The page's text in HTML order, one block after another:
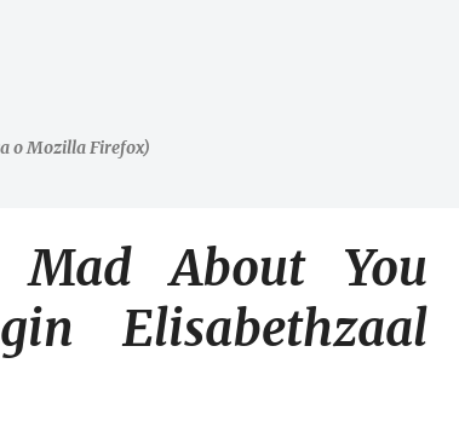
o Mozilla Firefox)
Mad About You
Elisabethzaal